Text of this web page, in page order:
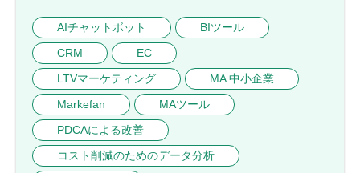
AIチャットボット
BIツール
CRM
EC
LTVマーケティング
MA 中小企業
Markefan
MAツール
PDCAによる改善
コスト削減のためのデータ分析